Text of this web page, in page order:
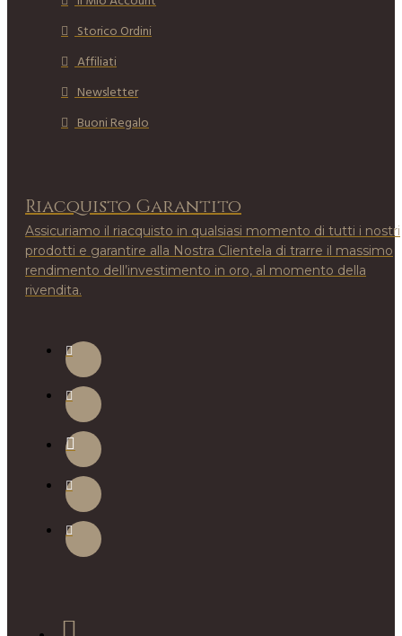
Storico Ordini
Affiliati
Newsletter
Buoni Regalo
Riacquisto Garantito
Assicuriamo il riacquisto in qualsiasi momento di tutti i nostri
prodotti e garantire alla Nostra Clientela di trarre il massimo
rendimento dell’investimento in oro, al momento della
rivendita.